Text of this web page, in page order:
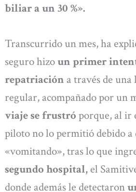
biliar a un 30 %».
Transcurrido un mes, ha
seguro hizoun primer
repatriación a través de una
regular, acompañado por un
viaje se frustró porque, al ir
piloto no lo permitió debido a
«vomitando», tras lo que
segundo hospital, el
donde además le detectaron